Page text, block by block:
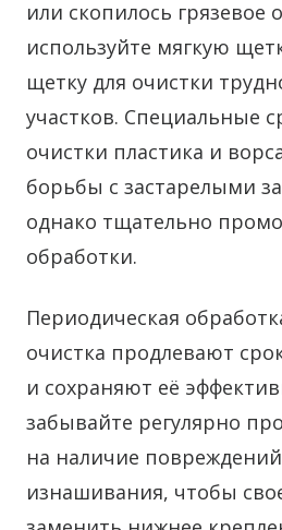
или скопилось грязевое
используйте мягкую
щетку для очистки
участков. Специальные
очистки пластика и
борьбы с застарелыми
однако тщательно
обработки.
Периодическая
очистка продлевают
и сохраняют её
забывайте регулярно
на наличие
изнашивания, чтобы